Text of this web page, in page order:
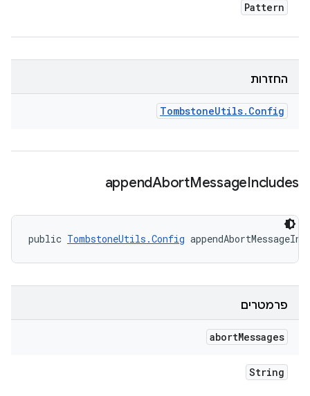
Pattern
החזרות
TombstoneUtils. Config
appendAbortMessageIncludes
public TombstoneUtils.Config
פרמטרים
abortMessages
String